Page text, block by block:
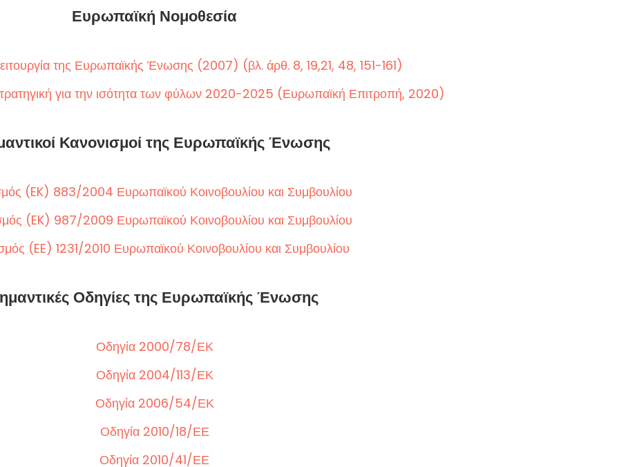
Ευρωπαϊκή Νομοθεσία
της Ευρωπαϊκής Ένωσης (2007) (βλ. άρθ. 8, 19,21, 48, 151-161)
για την ισότητα των φύλων 2020-2025 (Ευρωπαϊκή Επιτροπή, 2020)
Κανονισμοί της Ευρωπαϊκής Ένωσης
(EK) 883/2004 Ευρωπαϊκού Κοινοβουλίου και Συμβουλίου
(EK) 987/2009 Ευρωπαϊκού Κοινοβουλίου και Συμβουλίου
(EE) 1231/2010 Ευρωπαϊκού Κοινοβουλίου και Συμβουλίου
Οδηγίες της Ευρωπαϊκής Ένωσης
Οδηγία 2000/78/ΕΚ
Οδηγία 2004/113/ΕΚ
Οδηγία 2006/54/ΕΚ
Οδηγία 2010/18/ΕΕ
Οδηγία 2010/41/ΕΕ